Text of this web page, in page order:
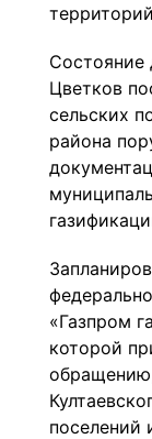
Состояние
Цветков
сельских
района
«Газпром
которой
поселений